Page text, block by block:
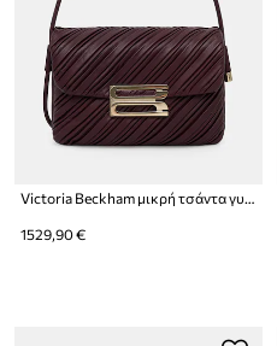
Victoria Beckham μικρή τσάντα γυναικεία δερμάτινη Dorian
1529,90 €